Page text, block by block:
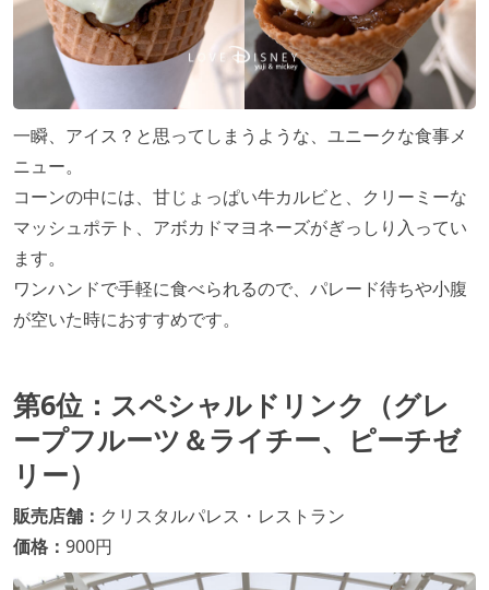
一瞬、アイス？と思ってしまうような、ユニークな食事メ
ニュー。
コーンの中には、甘じょっぱい牛カルビと、クリーミーな
マッシュポテト、アボカドマヨネーズがぎっしり入ってい
ます。
ワンハンドで手軽に食べられるので、パレード待ちや小腹
が空いた時におすすめです。
第6位：スペシャルドリンク（グレ
ープフルーツ＆ライチー、ピーチゼ
リー）
販売店舗： クリスタルパレス・レストラン
価格： 900円